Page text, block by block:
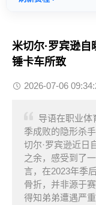
米切尔·罗宾逊
锤卡车所致
2026-07-06
导语在职业体
季成败的隐形杀
切尔·罗宾逊近日
之余，感受到了
言，在2023年季
骨折，并非源于
得知弟弟遭遇严